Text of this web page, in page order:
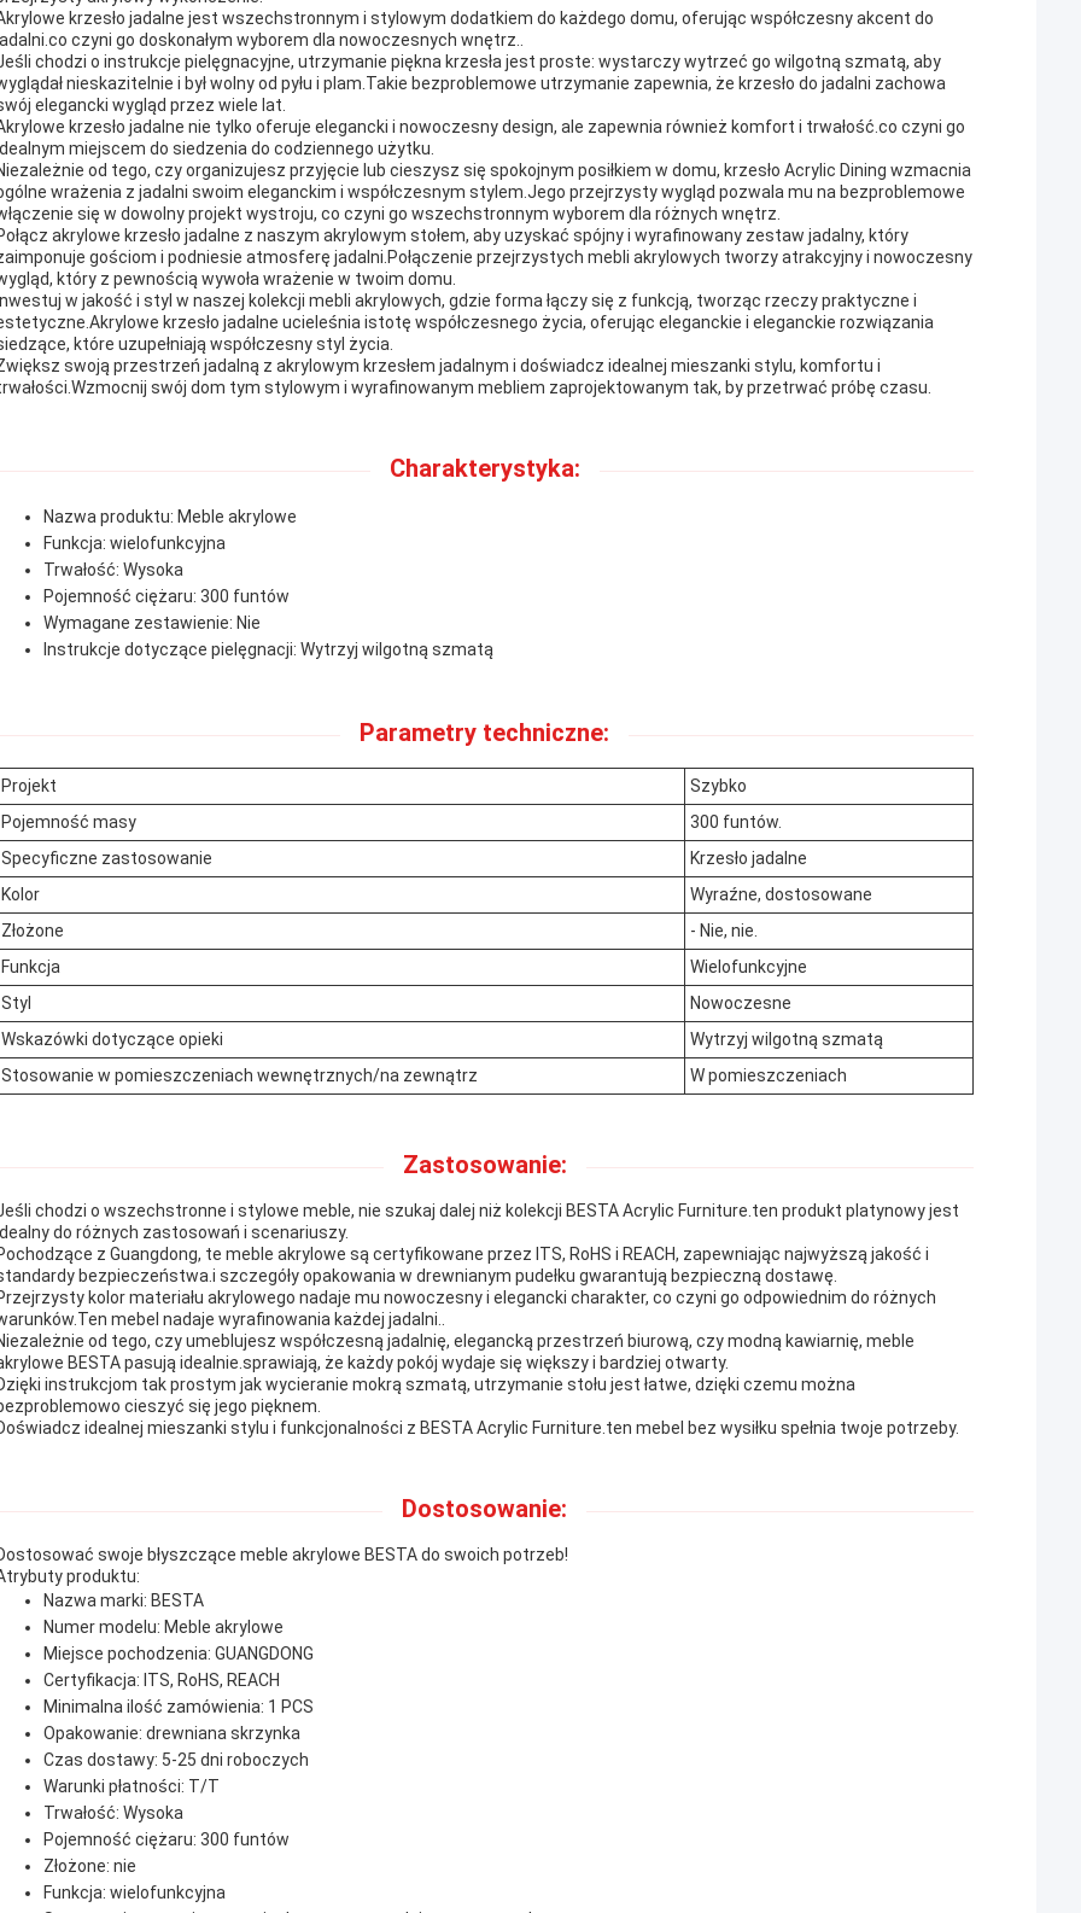
krzesło jadalne jest wszechstronnym i stylowym dodatkiem do każdego domu, oferując współczesny akcent do
czyni go doskonałym wyborem dla nowoczesnych wnętrz..
chodzi o instrukcje pielęgnacyjne, utrzymanie piękna krzesła jest proste: wystarczy wytrzeć go wilgotną szmatą, aby
nieskazitelnie i był wolny od pyłu i plam.Takie bezproblemowe utrzymanie zapewnia, że krzesło do jadalni zachowa
elegancki wygląd przez wiele lat.
krzesło jadalne nie tylko oferuje elegancki i nowoczesny design, ale zapewnia również komfort i trwałość.co czyni go
miejscem do siedzenia do codziennego użytku.
od tego, czy organizujesz przyjęcie lub cieszysz się spokojnym posiłkiem w domu, krzesło Acrylic Dining wzmacnia
wrażenia z jadalni swoim eleganckim i współczesnym stylem.Jego przejrzysty wygląd pozwala mu na bezproblemowe
się w dowolny projekt wystroju, co czyni go wszechstronnym wyborem dla różnych wnętrz.
akrylowe krzesło jadalne z naszym akrylowym stołem, aby uzyskać spójny i wyrafinowany zestaw jadalny, który
gościom i podniesie atmosferę jadalni.Połączenie przejrzystych mebli akrylowych tworzy atrakcyjny i nowoczesny
który z pewnością wywoła wrażenie w twoim domu.
w jakość i styl w naszej kolekcji mebli akrylowych, gdzie forma łączy się z funkcją, tworząc rzeczy praktyczne i
krzesło jadalne ucieleśnia istotę współczesnego życia, oferując eleganckie i eleganckie rozwiązania
które uzupełniają współczesny styl życia.
swoją przestrzeń jadalną z akrylowym krzesłem jadalnym i doświadcz idealnej mieszanki stylu, komfortu i
swój dom tym stylowym i wyrafinowanym mebliem zaprojektowanym tak, by przetrwać próbę czasu.
Charakterystyka:
Nazwa produktu: Meble akrylowe
Funkcja: wielofunkcyjna
Trwałość: Wysoka
Pojemność ciężaru: 300 funtów
Wymagane zestawienie: Nie
Instrukcje dotyczące pielęgnacji: Wytrzyj wilgotną szmatą
Parametry techniczne:
Projekt
Szybko
Pojemność masy
300 funtów.
Specyficzne zastosowanie
Krzesło jadalne
Kolor
Wyraźne, dostosowane
Złożone
- Nie, nie.
Funkcja
Wielofunkcyjne
Styl
Nowoczesne
Wskazówki dotyczące opieki
Wytrzyj wilgotną szmatą
Stosowanie w pomieszczeniach wewnętrznych/na zewnątrz
W pomieszczeniach
Zastosowanie:
chodzi o wszechstronne i stylowe meble, nie szukaj dalej niż kolekcji BESTA Acrylic Furniture.ten produkt platynowy jest
do różnych zastosowań i scenariuszy.
z Guangdong, te meble akrylowe są certyfikowane przez ITS, RoHS i REACH, zapewniając najwyższą jakość i
bezpieczeństwa.i szczegóły opakowania w drewnianym pudełku gwarantują bezpieczną dostawę.
kolor materiału akrylowego nadaje mu nowoczesny i elegancki charakter, co czyni go odpowiednim do różnych
mebel nadaje wyrafinowania każdej jadalni..
od tego, czy umeblujesz współczesną jadalnię, elegancką przestrzeń biurową, czy modną kawiarnię, meble
BESTA pasują idealnie.sprawiają, że każdy pokój wydaje się większy i bardziej otwarty.
instrukcjom tak prostym jak wycieranie mokrą szmatą, utrzymanie stołu jest łatwe, dzięki czemu można
cieszyć się jego pięknem.
idealnej mieszanki stylu i funkcjonalności z BESTA Acrylic Furniture.ten mebel bez wysiłku spełnia twoje potrzeby.
Dostosowanie:
swoje błyszczące meble akrylowe BESTA do swoich potrzeb!
produktu:
Nazwa marki: BESTA
Numer modelu: Meble akrylowe
Miejsce pochodzenia: GUANGDONG
Certyfikacja: ITS, RoHS, REACH
Minimalna ilość zamówienia: 1 PCS
Opakowanie: drewniana skrzynka
Czas dostawy: 5-25 dni roboczych
Warunki płatności: T/T
Trwałość: Wysoka
Pojemność ciężaru: 300 funtów
Złożone: nie
Funkcja: wielofunkcyjna